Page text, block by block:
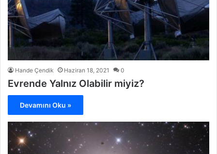
Hande Çendik Haziran 18, 2021 0
Evrende Yalnız Olabilir miyiz?
Devamını Oku »